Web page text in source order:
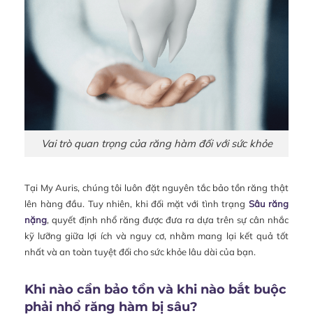
Vai trò quan trọng của răng hàm đối với sức khỏe
Tại My Auris, chúng tôi luôn đặt nguyên tắc bảo tồn răng thật
lên hàng đầu. Tuy nhiên, khi đối mặt với tình trạng Sâu răng
nặng, quyết định nhổ răng được đưa ra dựa trên sự cân nhắc
kỹ lưỡng giữa lợi ích và nguy cơ, nhằm mang lại kết quả tốt
nhất và an toàn tuyệt đối cho sức khỏe lâu dài của bạn.
Khi nào cần bảo tồn và khi nào bắt buộc
phải nhổ răng hàm bị sâu?